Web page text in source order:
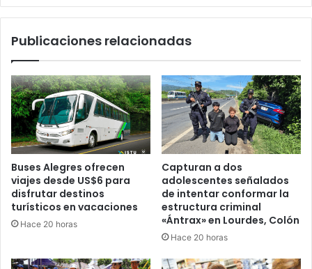
Publicaciones relacionadas
Buses Alegres ofrecen
viajes desde US$6 para
disfrutar destinos
turísticos en vacaciones
Hace 20 horas
Capturan a dos
adolescentes señalados
de intentar conformar la
estructura criminal
«Ántrax» en Lourdes, Colón
Hace 20 horas